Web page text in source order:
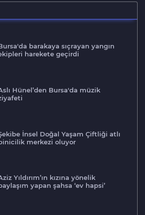
barakaya sıçrayan yangın
harekete geçirdi
Hünel’den Bursa'da müzik
İnsel Doğal Yaşam Çiftliği atlı
merkezi oluyor
Yıldırım’ın kızına yönelik
yapan şahsa ‘ev hapsi’